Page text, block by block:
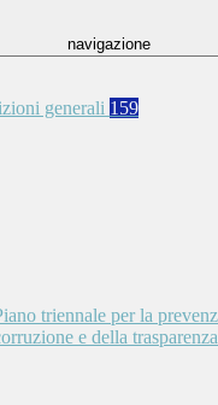
navigazione
generali 159
triennale per la
e della trasparenza